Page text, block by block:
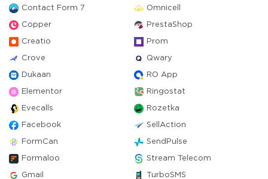
Contact Form 7 Omnicell
Copper PrestaShop
Creatio Prom
Crove Qwary
Dukaan RO App
Elementor Ringostat
Evecalls Rozetka
Facebook SellAction
FormCan SendPulse
Formaloo Stream Telecom
Gmail TurboSMS